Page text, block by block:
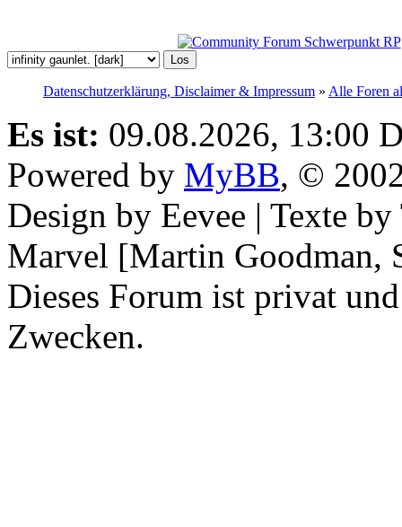
Datenschutzerklärung, Disclaimer & Impressum » Alle Foren
Es ist: 09.08.2026, 13:00
Powered by MyBB, ©
Design by Eevee | Texte
Marvel [Martin Goodman,
Dieses Forum ist privat
Zwecken.